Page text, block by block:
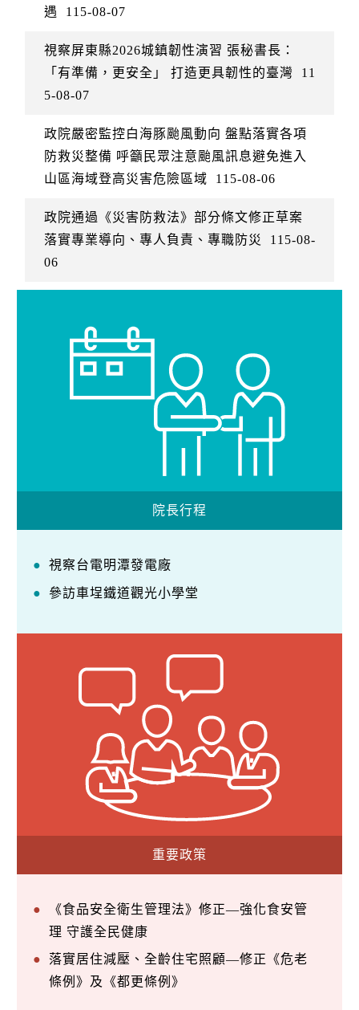
遇
115-08-07
視察屏東縣2026城鎮韌性演習 張秘書長：
「有準備，更安全」 打造更具韌性的臺灣
11
5-08-07
政院嚴密監控白海豚颱風動向 盤點落實各項
防救災整備 呼籲民眾注意颱風訊息避免進入
山區海域登高災害危險區域
115-08-06
政院通過《災害防救法》部分條文修正草案
落實專業導向、專人負責、專職防災
115-08-
06
院長行程
視察台電明潭發電廠
參訪車埕鐵道觀光小學堂
重要政策
《食品安全衛生管理法》修正—強化食安管
理 守護全民健康
落實居住減壓、全齡住宅照顧—修正《危老
條例》及《都更條例》